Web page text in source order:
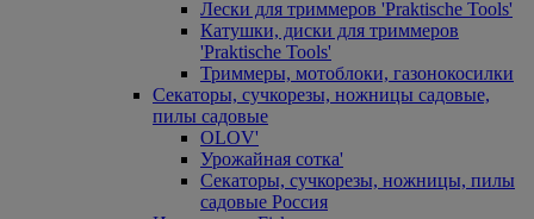
Лески для триммеров 'Praktische Tools'
Катушки, диски для триммеров
'Praktische Tools'
Триммеры, мотоблоки, газонокосилки
Секаторы, сучкорезы, ножницы садовые,
пилы садовые
OLOV'
Урожайная сотка'
Секаторы, сучкорезы, ножницы, пилы
садовые Россия